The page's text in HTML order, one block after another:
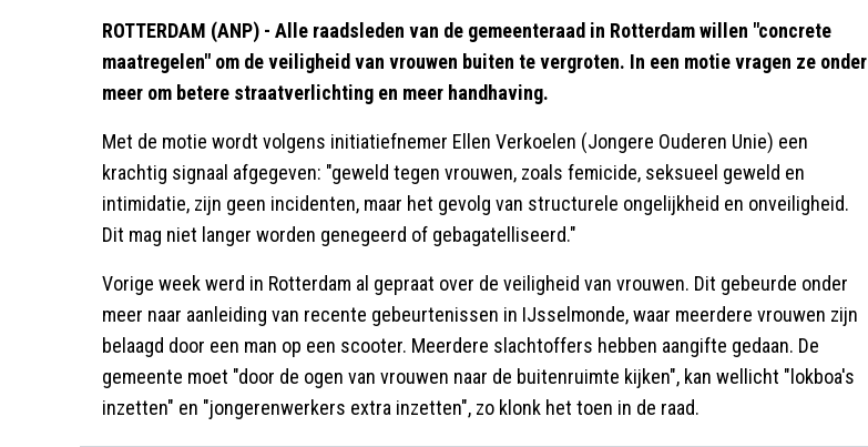
ROTTERDAM (ANP) - Alle raadsleden van de gemeenteraad in Rotterdam willen "concrete
maatregelen" om de veiligheid van vrouwen buiten te vergroten. In een motie vragen ze onder
meer om betere straatverlichting en meer handhaving.
Met de motie wordt volgens initiatiefnemer Ellen Verkoelen (Jongere Ouderen Unie) een
krachtig signaal afgegeven: "geweld tegen vrouwen, zoals femicide, seksueel geweld en
intimidatie, zijn geen incidenten, maar het gevolg van structurele ongelijkheid en onveiligheid.
Dit mag niet langer worden genegeerd of gebagatelliseerd."
Vorige week werd in Rotterdam al gepraat over de veiligheid van vrouwen. Dit gebeurde onder
meer naar aanleiding van recente gebeurtenissen in IJsselmonde, waar meerdere vrouwen zijn
belaagd door een man op een scooter. Meerdere slachtoffers hebben aangifte gedaan. De
gemeente moet "door de ogen van vrouwen naar de buitenruimte kijken", kan wellicht "lokboa's
inzetten" en "jongerenwerkers extra inzetten", zo klonk het toen in de raad.